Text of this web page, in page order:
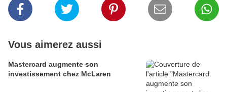
Vous aimerez aussi
Mastercard augmente son
investissement chez McLaren